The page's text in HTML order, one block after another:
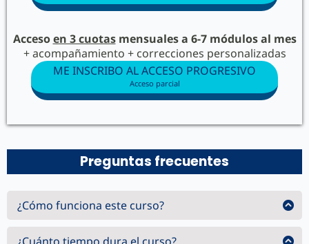
Accesoen 3 cuotasmensuales a 6-7 módulos al mes
+ acompañamiento + correcciones personalizadas
ME INSCRIBO AL ACCESO PROGRESIVO
Acceso parcial
Preguntas frecuentes
¿Cómo funciona este curso?